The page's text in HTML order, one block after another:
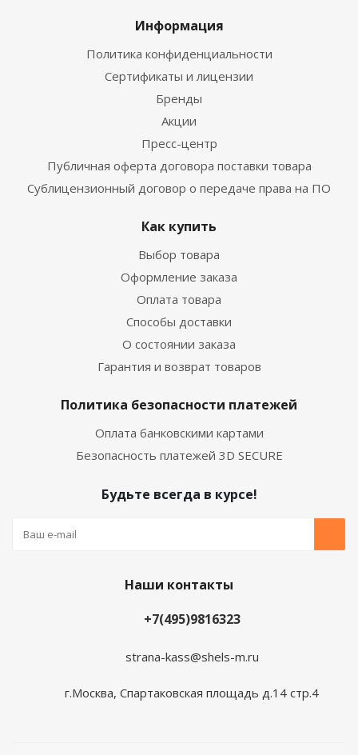
Информация
Политика конфиденциальности
Сертификаты и лицензии
Бренды
Акции
Пресс-центр
Публичная оферта договора поставки товара
Сублицензионный договор о передаче права на ПО
Как купить
Выбор товара
Оформление заказа
Оплата товара
Способы доставки
О состоянии заказа
Гарантия и возврат товаров
Политика безопасности платежей
Оплата банковскими картами
Безопасность платежей 3D SECURE
Будьте всегда в курсе!
Наши контакты
+7(495)9816323
strana-kass@shels-m.ru
г.Москва, Спартаковская площадь д.14 стр.4